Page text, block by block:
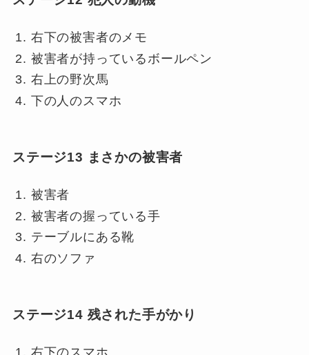
右下の被害者のメモ
被害者が持っているボールペン
右上の野次馬
下の人のスマホ
ステージ13 まさかの被害者
被害者
被害者の握っている手
テーブルにある靴
右のソファ
ステージ14 残された手がかり